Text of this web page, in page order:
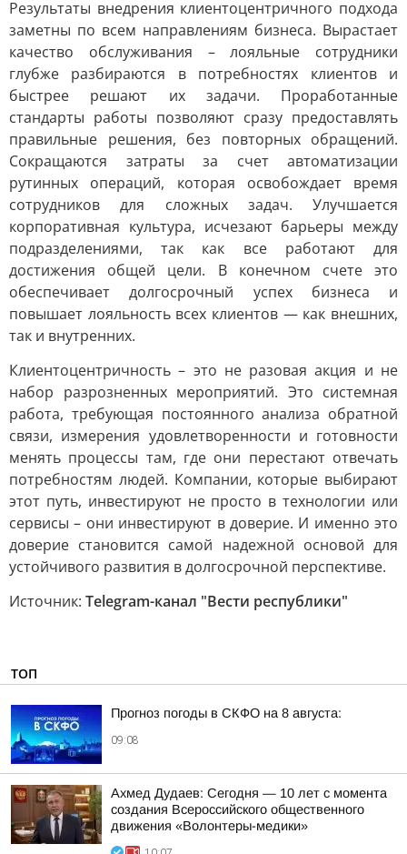
Результаты внедрения клиентоцентричного подхода
заметны по всем направлениям бизнеса. Вырастает
качество обслуживания – лояльные сотрудники
глубже разбираются в потребностях клиентов и
быстрее решают их задачи. Проработанные
стандарты работы позволяют сразу предоставлять
правильные решения, без повторных обращений.
Сокращаются затраты за счет автоматизации
рутинных операций, которая освобождает время
сотрудников для сложных задач. Улучшается
корпоративная культура, исчезают барьеры между
подразделениями, так как все работают для
достижения общей цели. В конечном счете это
обеспечивает долгосрочный успех бизнеса и
повышает лояльность всех клиентов — как внешних,
так и внутренних.
Клиентоцентричность – это не разовая акция и не
набор разрозненных мероприятий. Это системная
работа, требующая постоянного анализа обратной
связи, измерения удовлетворенности и готовности
менять процессы там, где они перестают отвечать
потребностям людей. Компании, которые выбирают
этот путь, инвестируют не просто в технологии или
сервисы – они инвестируют в доверие. И именно это
доверие становится самой надежной основой для
устойчивого развития в долгосрочной перспективе.
Источник: Telegram-канал "Вести республики"
ТОП
Прогноз погоды в СКФО на 8 августа:
09:08
Ахмед Дудаев: Сегодня — 10 лет с момента
создания Всероссийского общественного
движения «Волонтеры-медики»